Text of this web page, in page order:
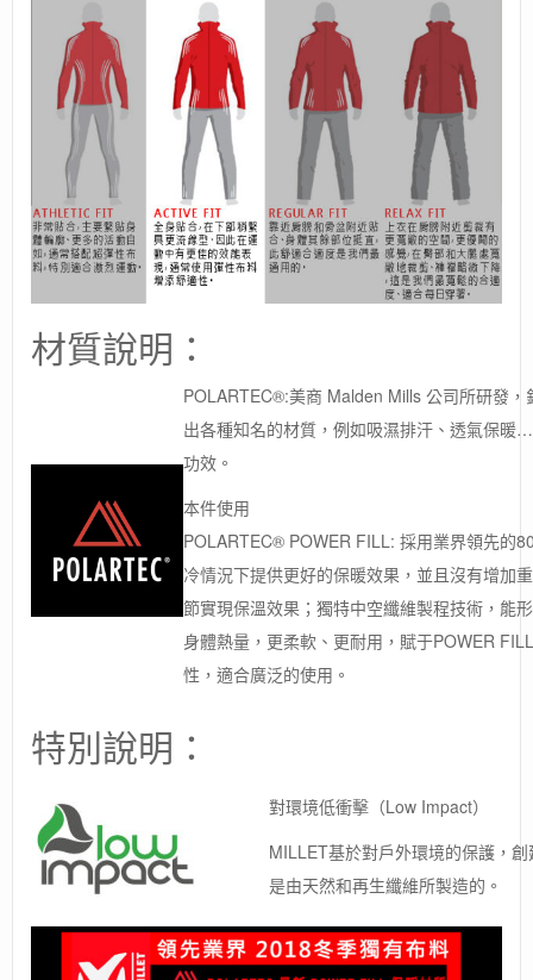
材質說明：
POLARTEC®:美商 Malden Mills 公司所研發
出各種知名的材質，例如吸濕排汗、透氣保暖
功效。
本件使用
POLARTEC® POWER FILL: 採用業界領先的
冷情況下提供更好的保暖效果，並且沒有增加
節實現保溫效果；獨特中空纖維製程技術，能
身體熱量，更柔軟、更耐用，賦于POWER
性，適合廣泛的使用。
特別說明：
對環境低衝擊（Low Impact）
MILLET基於對戶外環境的保護，
是由天然和再生纖維所製造的。